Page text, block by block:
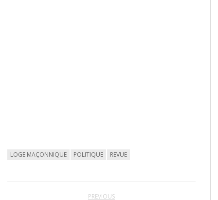
LOGE MAÇONNIQUE POLITIQUE REVUE
PREVIOUS